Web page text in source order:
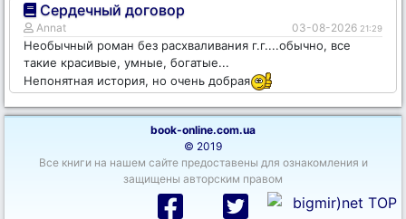
Сердечный договор
Annat 03-08-2026 21:29
Необычный роман без расхваливания г.г....обычно, все
такие красивые, умные, богатые...
Непонятная история, но очень добрая
book-online.com.ua
© 2019
Все книги на нашем сайте предоставены для ознакомления и
защищены авторским правом